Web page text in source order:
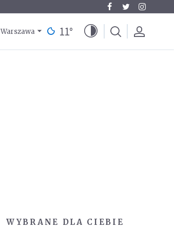
Warszawa 11°
WYBRANE DLA CIEBIE